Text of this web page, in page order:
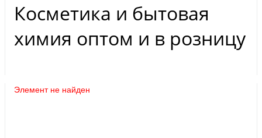
Косметика и бытовая
химия оптом и в розницу
Элемент не найден